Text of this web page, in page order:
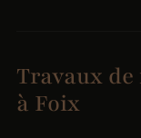
Travaux
à Foix